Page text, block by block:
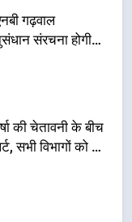
गढ़वाल
संरचना होगी
की चेतावनी के बीच
सभी विभागों को हाई